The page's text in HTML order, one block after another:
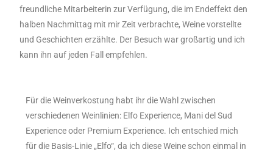
freundliche Mitarbeiterin zur Verfügung, die im Endeffekt den
halben Nachmittag mit mir Zeit verbrachte, Weine vorstellte
und Geschichten erzählte. Der Besuch war großartig und ich
kann ihn auf jeden Fall empfehlen.
Für die Weinverkostung habt ihr die Wahl zwischen
verschiedenen Weinlinien: Elfo Experience, Mani del Sud
Experience oder Premium Experience. Ich entschied mich
für die Basis-Linie „Elfo“, da ich diese Weine schon einmal in